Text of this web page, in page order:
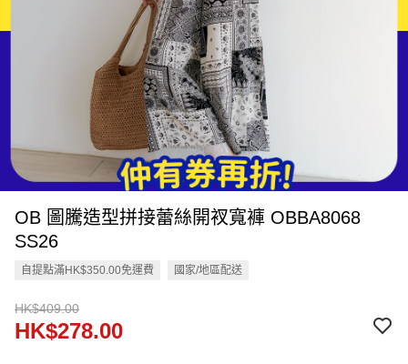
OB 圖騰造型拼接蕾絲開衩寬褲 OBBA8068
SS26
自提點滿HK$350.00免運費 國家/地區配送
HK$409.00
HK$278.00